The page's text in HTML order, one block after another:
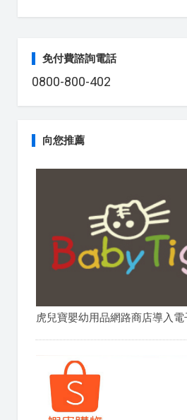
免付費諮詢電話
0800-800-402
向您推薦
虎兒寶嬰幼用品網路商店導入電